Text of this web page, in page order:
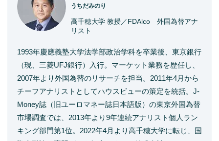
うちだみのり
高千穂大学 教授／FDAlco 外国為替アナ
リスト
1993年慶應義塾大学法学部政治学科を卒業後、東京銀行
（現、三菱UFJ銀行）入行。マーケット業務を歴任し、
2007年より外国為替のリサーチを担当。2011年4月から
チーフアナリストとしてハウスビューの策定を統括。J-
Money誌（旧ユーロマネー誌日本語版）の東京外国為替
市場調査では、2013年より9年連続アナリスト個人ラン
キング部門第1位。2022年4月より高千穂大学に転じ、国